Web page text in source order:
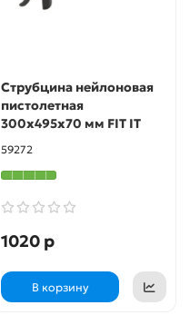
Струбцина нейлоновая
пистолетная
300х495х70 мм FIT IT
59272
1020 р
В корзину